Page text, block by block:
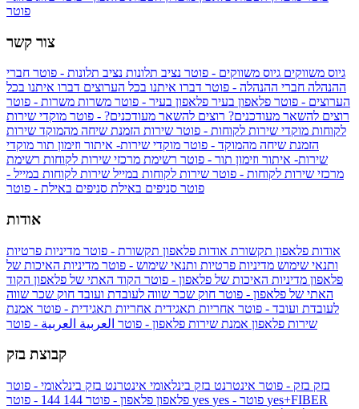
פוטר
צור קשר
גיוס משווקים גיוס משווקים - פוטר נציב תלונות נציב תלונות - פוטר חברי
ההנהלה חברי ההנהלה - פוטר דברו איתנו בכל הערוצים דברו איתנו בכל
הערוצים - פוטר פלאפון בעיר פלאפון בעיר - פוטר משרות משרות - פוטר
רוצים להשאר מעודכנים? רוצים להשאר מעודכנים? - פוטר מוקדי שירות
לקוחות מוקדי שירות לקוחות - פוטר שירות הזמנת שיחה מהמוקד שירות
הזמנת שיחה מהמוקד - פוטר מוקדי שירות- איתור וזימון תור מוקדי
שירות- איתור וזימון תור - פוטר רשימת מרכזי שירות לקוחות רשימת
מרכזי שירות לקוחות - פוטר שירות לקוחות במייל שירות לקוחות במייל -
פוטר סניפים באילת סניפים באילת - פוטר
אודות
אודות פלאפון תקשורת אודות פלאפון תקשורת - פוטר מדיניות פרטיות
ותנאי שימוש מדיניות פרטיות ותנאי שימוש - פוטר מדיניות האיכות של
פלאפון מדיניות האיכות של פלאפון - פוטר הקוד האתי של פלאפון הקוד
האתי של פלאפון - פוטר חוק שכר שווה לעובדת ועובד חוק שכר שווה
לעובדת ועובד - פוטר אחריות תאגידית אחריות תאגידית - פוטר אמנת
שירות פלאפון אמנת שירות פלאפון - פוטר العربية العربية - פוטר
קבוצת בזק
בזק בזק - פוטר אינטרנט בזק בינלאומי אינטרנט בזק בינלאומי - פוטר
פלאפון פלאפון - פוטר 144 yes
yes+FIBER